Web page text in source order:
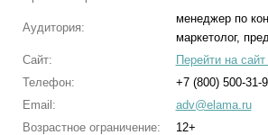
Аудитория:
менеджер по
маркетолог,
Сайт:
Перейти на
Телефон:
+7 (800) 500-31-
Email:
adv@elama.ru
Возрастное ограничение:
12+